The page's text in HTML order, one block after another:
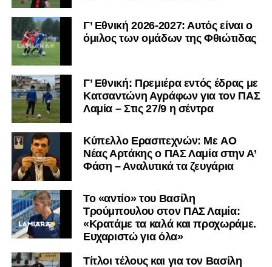
Γ’ Εθνική 2026-2027: Αυτός είναι ο
όμιλος των ομάδων της Φθιώτιδας
Γ’ Εθνική: Πρεμιέρα εντός έδρας με
Κατσαντώνη Αγράφων για τον ΠΑΣ
Λαμία – Στις 27/9 η σέντρα
Kύπελλο Ερασιτεχνών: Με AO
Nέας Αρτάκης ο ΠΑΣ Λαμία στην Α’
Φάση – Αναλυτικά τα ζευγάρια
Το «αντίο» του Βασίλη
Τρούμπουλου στον ΠΑΣ Λαμία:
«Κρατάμε τα καλά και προχωράμε.
Ευχαριστώ για όλα»
Τίτλοι τέλους και για τον Βασίλη